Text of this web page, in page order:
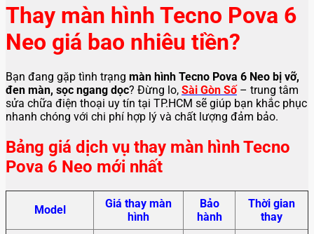
Thay màn hình Tecno Pova 6
Neo giá bao nhiêu tiền?
Bạn đang gặp tình trạng màn hình Tecno Pova 6 Neo bị vỡ,
đen màn, sọc ngang dọc? Đừng lo, Sài Gòn Số– trung tâm
sửa chữa điện thoại uy tín tại TP.HCM sẽ giúp bạn khắc phục
nhanh chóng với chi phí hợp lý và chất lượng đảm bảo.
Bảng giá dịch vụ thay màn hình Tecno
Pova 6 Neo mới nhất
Model
Giá thay màn
hình
Bảo
hành
Thời gian
thay